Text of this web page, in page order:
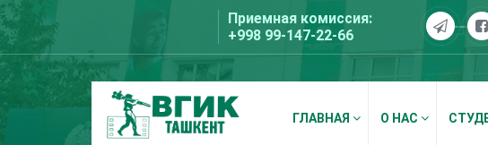
Перейти
к
содержимому
Приемная комиссия:
+998 99-147-22-66
ГЛАВНАЯ О НАС